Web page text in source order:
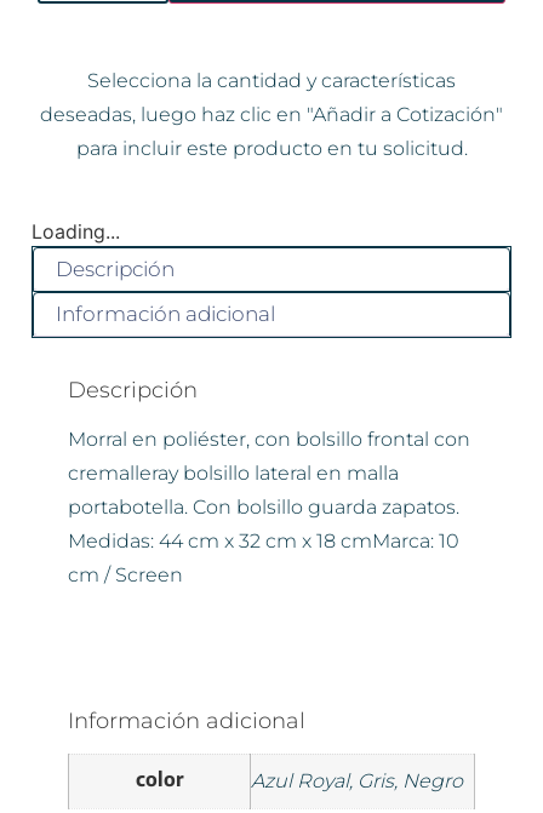
Selecciona la cantidad y características
deseadas, luego haz clic en "Añadir a Cotización"
para incluir este producto en tu solicitud.
Loading...
Descripción
Información adicional
Descripción
Morral en poliéster, con bolsillo frontal con
cremalleray bolsillo lateral en malla
portabotella. Con bolsillo guarda zapatos.
Medidas: 44 cm x 32 cm x 18 cmMarca: 10
cm / Screen
Información adicional
color Azul Royal, Gris, Negro